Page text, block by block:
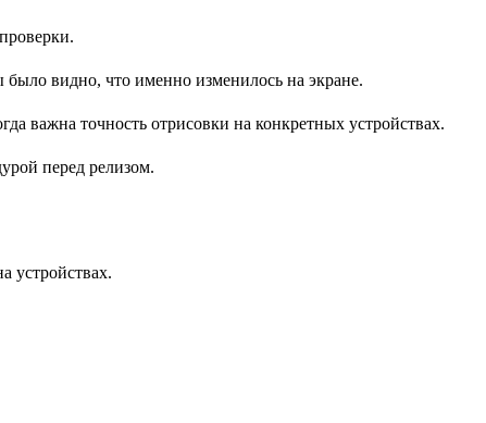
видно, что именно изменилось на экране.
важна точность отрисовки на конкретных устройствах.
перед релизом.
устройствах.